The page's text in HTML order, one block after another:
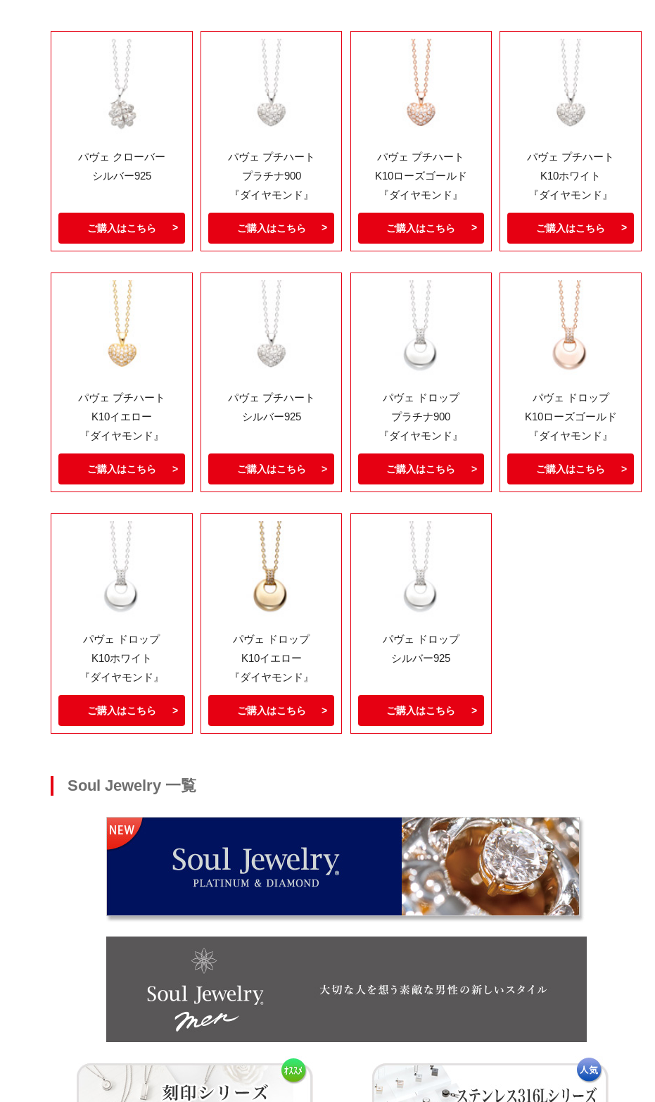
パヴェ クローバー
シルバー925
ご購入はこちら
パヴェ プチハート
プラチナ900
『ダイヤモンド』
ご購入はこちら
パヴェ プチハート
K10ローズゴールド
『ダイヤモンド』
ご購入はこちら
パヴェ プチハート
K10ホワイト
『ダイヤモンド』
ご購入はこちら
パヴェ プチハート
K10イエロー
『ダイヤモンド』
ご購入はこちら
パヴェ プチハート
シルバー925
ご購入はこちら
パヴェ ドロップ
プラチナ900
『ダイヤモンド』
ご購入はこちら
パヴェ ドロップ
K10ローズゴールド
『ダイヤモンド』
ご購入はこちら
パヴェ ドロップ
K10ホワイト
『ダイヤモンド』
ご購入はこちら
パヴェ ドロップ
K10イエロー
『ダイヤモンド』
ご購入はこちら
パヴェ ドロップ
シルバー925
ご購入はこちら
Soul Jewelry 一覧